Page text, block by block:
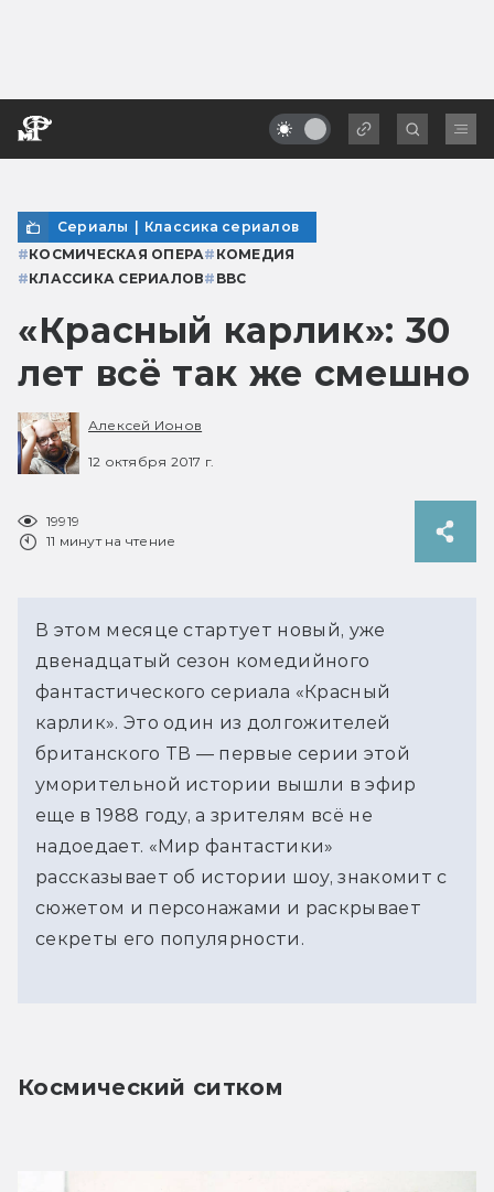
Сериалы | Классика сериалов
#КОСМИЧЕСКАЯ ОПЕРА# КОМЕДИЯ
#КЛАССИКА СЕРИАЛОВ# BBC
«Красный карлик»: 30
лет всё так же смешно
Алексей Ионов
12 октября 2017 г.
19919
11 минут на чтение
В этом месяце стартует новый, уже
двенадцатый сезон комедийного
фантастического сериала «Красный
карлик». Это один из долгожителей
британского ТВ — первые серии этой
уморительной истории вышли в эфир
еще в 1988 году, а зрителям всё не
надоедает. «Мир фантастики»
рассказывает об истории шоу, знакомит с
сюжетом и персонажами и раскрывает
секреты его популярности.
Космический ситком